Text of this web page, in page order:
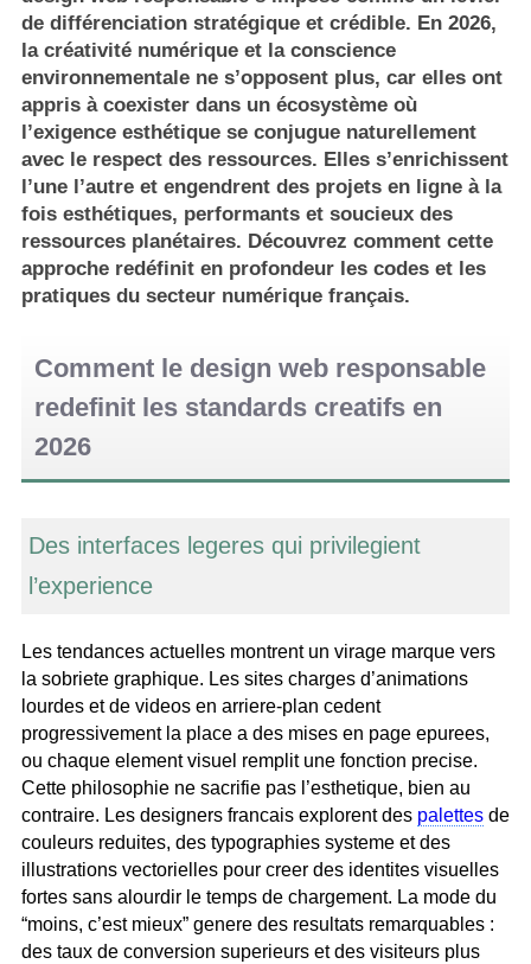
de différenciation stratégique et crédible. En 2026,
la créativité numérique et la conscience
environnementale ne s’opposent plus, car elles ont
appris à coexister dans un écosystème où
l’exigence esthétique se conjugue naturellement
avec le respect des ressources. Elles s’enrichissent
l’une l’autre et engendrent des projets en ligne à la
fois esthétiques, performants et soucieux des
ressources planétaires. Découvrez comment cette
approche redéfinit en profondeur les codes et les
pratiques du secteur numérique français.
Comment le design web responsable
redefinit les standards creatifs en
2026
Des interfaces legeres qui privilegient
l’experience
Les tendances actuelles montrent un virage marque vers
la sobriete graphique. Les sites charges d’animations
lourdes et de videos en arriere-plan cedent
progressivement la place a des mises en page epurees,
ou chaque element visuel remplit une fonction precise.
Cette philosophie ne sacrifie pas l’esthetique, bien au
contraire. Les designers francais explorent des palettes de
couleurs reduites, des typographies systeme et des
illustrations vectorielles pour creer des identites visuelles
fortes sans alourdir le temps de chargement. La mode du
“moins, c’est mieux” genere des resultats remarquables :
des taux de conversion superieurs et des visiteurs plus